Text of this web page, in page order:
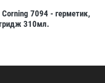
Corning 7094 - герметик,
310мл.